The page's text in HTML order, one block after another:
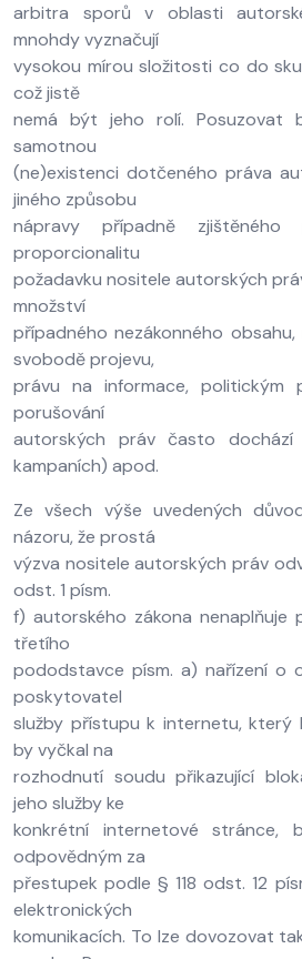
arbitra sporů v oblasti
mnohdy vyznačují
vysokou mírou složitosti co do
což jistě
nemá být jeho rolí. Posuzovat
samotnou
(ne)existenci dotčeného práva
jiného způsobu
nápravy případně zjištěného
proporcionalitu
požadavku nositele autorských
množství
případného nezákonného
svobodě projevu,
právu na informace, politickým
porušování
autorských práv často dochází
kampaních) apod.
Ze všech výše uvedených
názoru, že prostá
výzva nositele autorských práv
odst. 1 písm.
f) autorského zákona nenaplňuje
třetího
pododstavce písm. a) nařízení o
poskytovatel
služby přístupu k internetu, který
by vyčkal na
rozhodnutí soudu přikazující
jeho služby ke
konkrétní internetové stránce,
odpovědným za
přestupek podle § 118 odst. 12
elektronických
komunikacích. To lze dovozovat